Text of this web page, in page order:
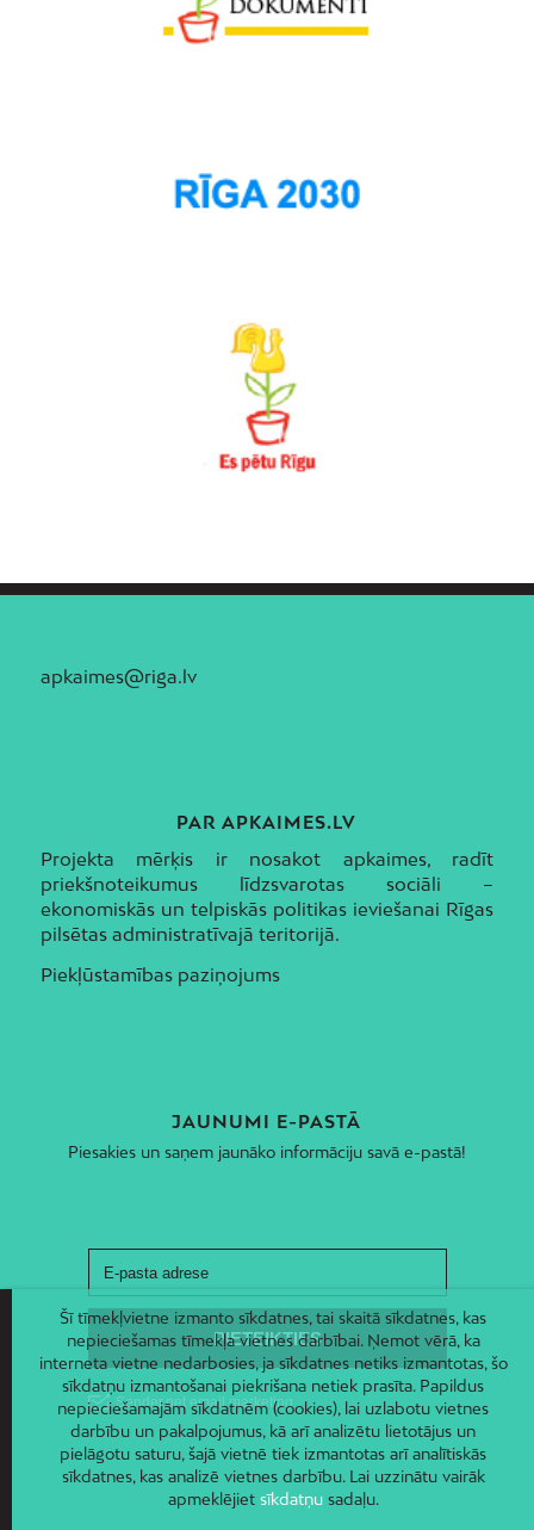
apkaimes@riga.lv
PAR APKAIMES.LV
Projekta mērķis ir nosakot apkaimes, radīt
priekšnoteikumus līdzsvarotas sociāli –
ekonomiskās un telpiskās politikas ieviešanai Rīgas
pilsētas administratīvajā teritorijā.
Piekļūstamības paziņojums
JAUNUMI E-PASTĀ
Piesakies un saņem jaunāko informāciju savā e-pastā!
Šī tīmekļvietne izmanto sīkdatnes, tai skaitā sīkdatnes, kas
nepieciešamas tīmekļa vietnes darbībai. Ņemot vērā, ka
interneta vietne nedarbosies, ja sīkdatnes netiks izmantotas, šo
sīkdatņu izmantošanai piekrišana netiek prasīta. Papildus
nepieciešamajām sīkdatnēm (cookies), lai uzlabotu vietnes
darbību un pakalpojumus, kā arī analizētu lietotājus un
pielāgotu saturu, šajā vietnē tiek izmantotas arī analītiskās
sīkdatnes, kas analizē vietnes darbību. Lai uzzinātu vairāk
apmeklējiet sīkdatņusadaļu.